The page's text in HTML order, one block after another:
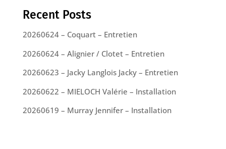
Recent Posts
20260624 – Coquart – Entretien
20260624 – Alignier / Clotet – Entretien
20260623 – Jacky Langlois Jacky – Entretien
20260622 – MIELOCH Valérie – Installation
20260619 – Murray Jennifer – Installation